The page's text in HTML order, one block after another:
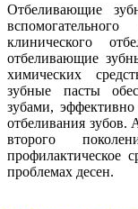
Отбеливающие
клинического
отбеливающие
химических
зубные пасты
зубами, эффективно
отбеливания зубов.
второго
профилактическое
проблемах десен.